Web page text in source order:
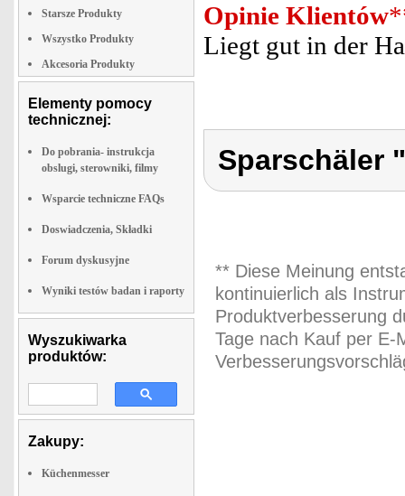
Starsze Produkty
Wszystko Produkty
Akcesoria Produkty
Elementy pomocy
technicznej:
Do pobrania- instrukcja
obslugi, sterowniki, filmy
Wsparcie techniczne FAQs
Doswiadczenia, Składki
Forum dyskusyjne
Wyniki testów badan i raporty
Wyszukiwarka
produktów:
Zakupy:
Küchenmesser
Opinie Klientów
Liegt gut in der
Sparschäler
** Diese Meinung
kontinuierlich als
Produktverbesserung
Tage nach Kauf per E-